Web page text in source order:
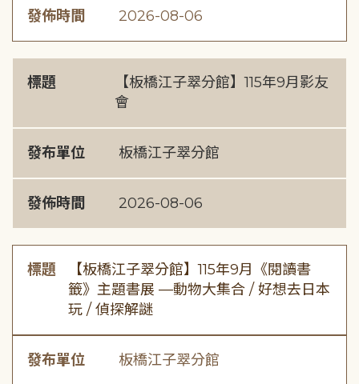
發佈時間 2026-08-06
標題
【板橋江子翠分館】115年9月影友
會
發布單位 板橋江子翠分館
發佈時間 2026-08-06
標題
【板橋江子翠分館】115年9月《閱讀書
籤》主題書展 —動物大集合 / 好想去日本
玩 / 偵探解謎
發布單位 板橋江子翠分館